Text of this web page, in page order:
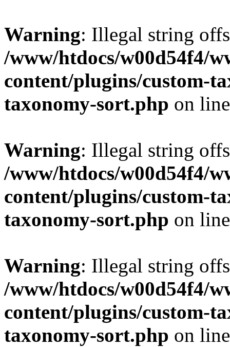
Warning: Illegal string
/www/htdocs/w00d54f4/
content/plugins/custom-
taxonomy-sort.php on
Warning: Illegal string
/www/htdocs/w00d54f4/
content/plugins/custom-
taxonomy-sort.php on
Warning: Illegal string
/www/htdocs/w00d54f4/
content/plugins/custom-
taxonomy-sort.php on